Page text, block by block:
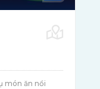
món ăn nổi